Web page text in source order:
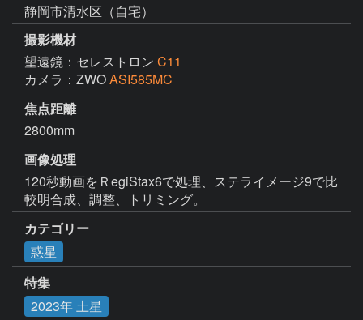
静岡市清水区（自宅）
撮影機材
望遠鏡：セレストロン C11
カメラ：ZWOASI585MC
焦点距離
2800mm
画像処理
120秒動画をＲegiStax6で処理、ステライメージ9で比
較明合成、調整、トリミング。
カテゴリー
惑星
特集
2023年 土星